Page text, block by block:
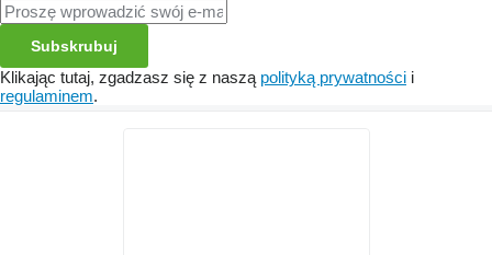
Subskrubuj
Klikając tutaj, zgadzasz się z naszą polityką prywatności i
regulaminem.